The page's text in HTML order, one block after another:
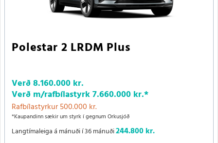
Polestar 2 LRDM Plus
Verð8.160.000 kr.
Verð m/rafbílastyrk7.660.000 kr.*
Rafbílastyrkur 500.000 kr.
*Kaupandinn sækir um styrk í gegnum Orkusjóð
Langtímaleiga á mánuði í 36 mánuði244.800 kr.